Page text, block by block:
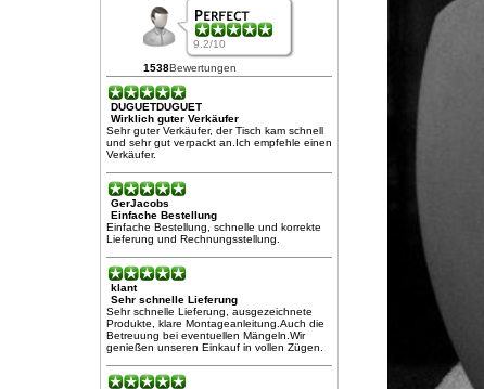
9.2/10
1538Bewertungen
DUGUETDUGUET
Wirklich guter Verkäufer
Sehr guter Verkäufer, der Tisch kam schnell
und sehr gut verpackt an.Ich empfehle einen
Verkäufer.
GerJacobs
Einfache Bestellung
Einfache Bestellung, schnelle und korrekte
Lieferung und Rechnungsstellung.
klant
Sehr schnelle Lieferung
Sehr schnelle Lieferung, ausgezeichnete
Produkte, klare Montageanleitung.Auch die
Betreuung bei eventuellen Mängeln.Wir
genießen unseren Einkauf in vollen Zügen.